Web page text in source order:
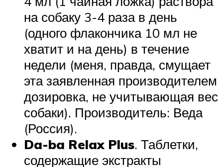
на собаку 3-4 раза в день
(одного флакончика 10 мл не
хватит и на день) в течение
недели (меня, правда, смущает
эта заявленная производителем
дозировка, не учитывающая вес
собаки). Производитель: Веда
(Россия).
Da-ba Relax Plus. Таблетки,
содержащие экстракты